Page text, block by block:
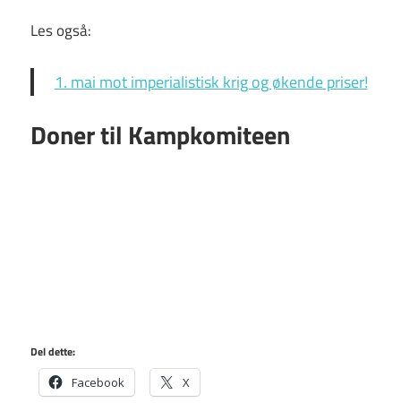
Les også:
1. mai mot imperialistisk krig og økende priser!
Doner til Kampkomiteen
Del dette:
Facebook X